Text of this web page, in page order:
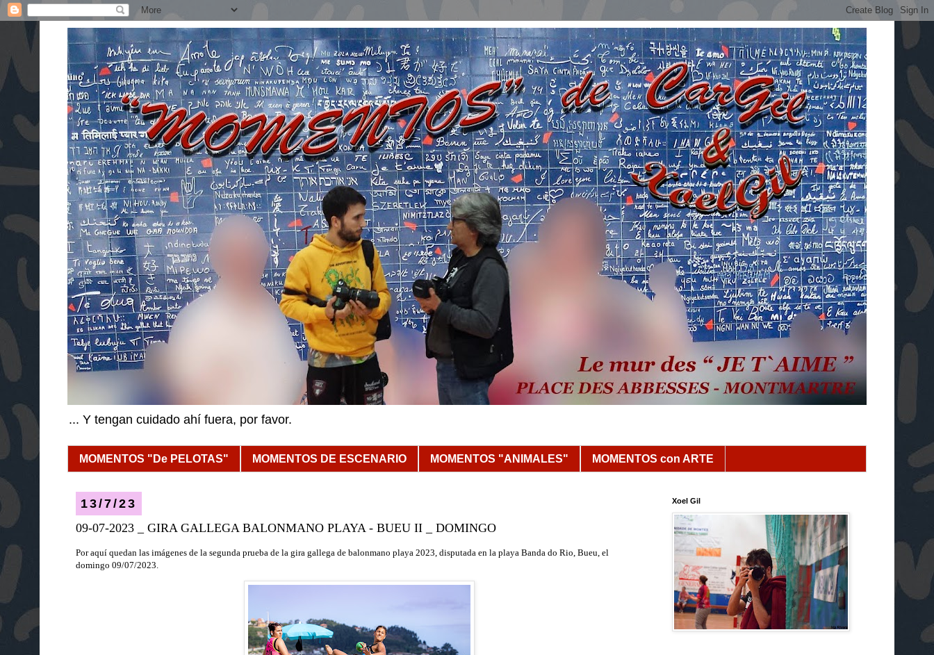
... Y tengan cuidado ahí fuera, por favor.
MOMENTOS "De PELOTAS" MOMENTOS DE ESCENARIO MOMENTOS "ANIMALES" MOMENTOS con ARTE
13/7/23
09-07-2023 _ GIRA GALLEGA BALONMANO PLAYA - BUEU II _ DOMINGO
Por aquí quedan las imágenes de la segunda prueba de la gira gallega de balonmano playa 2023, disputada en la playa Banda do Rio, Bueu, el
domingo 09/07/2023
Xoel Gil